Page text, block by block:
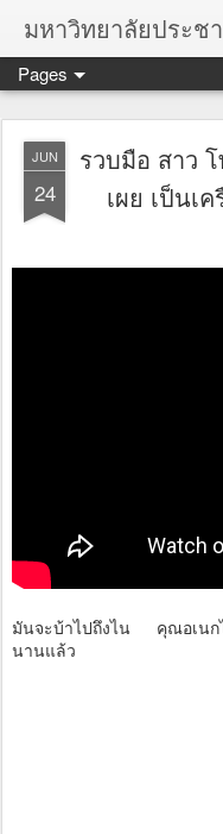
มหาวิทยาลัยประช
Pages
JUN
24
รวบมือ สาว
เผย เป็นเ
มันจะบ้าไปถึงไน คุณอเนก
นานแล้ว